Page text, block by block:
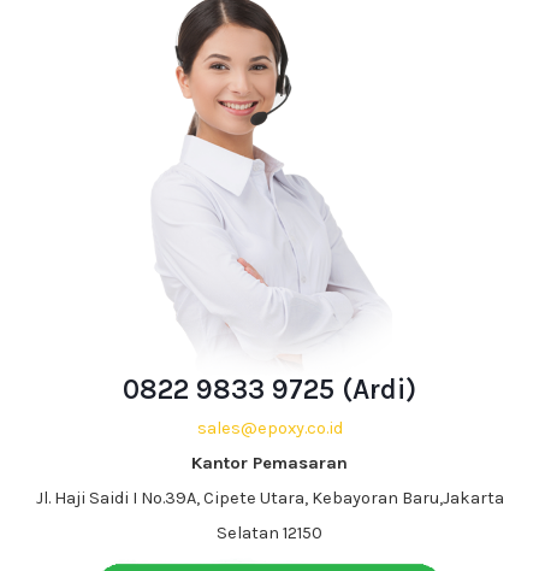
0822 9833 9725 (Ardi)
sales@epoxy.co.id
Kantor Pemasaran
Jl. Haji Saidi I No.39A, Cipete Utara, Kebayoran Baru,Jakarta
Selatan 12150